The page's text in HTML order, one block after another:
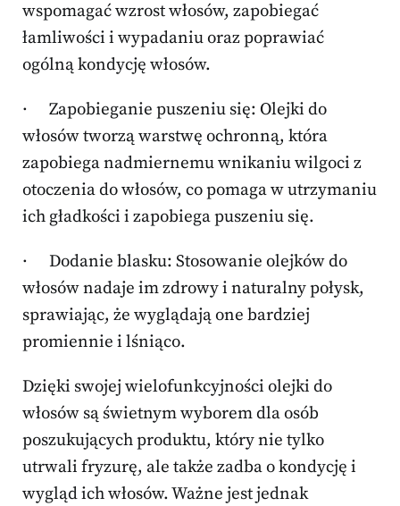
wspomagać wzrost włosów, zapobiegać
łamliwości i wypadaniu oraz poprawiać
ogólną kondycję włosów.
· Zapobieganie puszeniu się: Olejki do
włosów tworzą warstwę ochronną, która
zapobiega nadmiernemu wnikaniu wilgoci z
otoczenia do włosów, co pomaga w utrzymaniu
ich gładkości i zapobiega puszeniu się.
· Dodanie blasku: Stosowanie olejków do
włosów nadaje im zdrowy i naturalny połysk,
sprawiając, że wyglądają one bardziej
promiennie i lśniąco.
Dzięki swojej wielofunkcyjności olejki do
włosów są świetnym wyborem dla osób
poszukujących produktu, który nie tylko
utrwali fryzurę, ale także zadba o kondycję i
wygląd ich włosów. Ważne jest jednak